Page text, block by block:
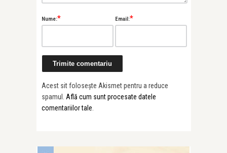
Nume:* Email:*
Acest sit folosește Akismet pentru a reduce
spamul. Află cum sunt procesate datele
comentariilor tale